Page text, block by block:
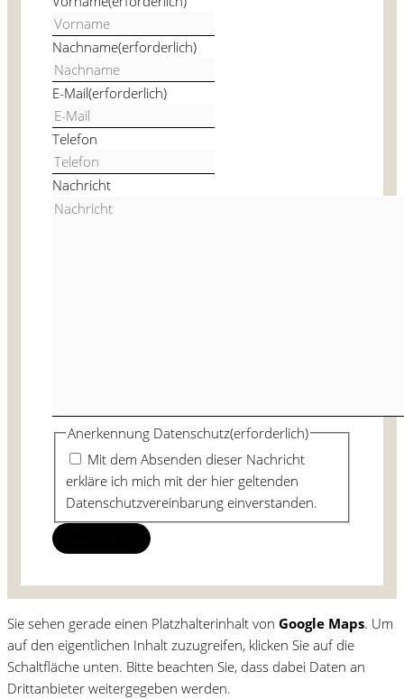
Nachname(erforderlich)
E-Mail(erforderlich)
Telefon
Nachricht
Anerkennung Datenschutz(erforderlich)
Mit dem Absenden dieser Nachricht
erkläre ich mich mit der hier geltenden
Datenschutzvereinbarung einverstanden.
Sie sehen gerade einen Platzhalterinhalt von Google Maps. Um
auf den eigentlichen Inhalt zuzugreifen, klicken Sie auf die
Schaltfläche unten. Bitte beachten Sie, dass dabei Daten an
Drittanbieter weitergegeben werden.